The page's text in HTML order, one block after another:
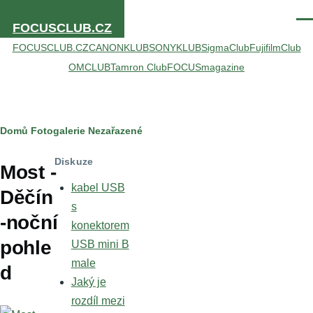
FOCUSCLUB.CZ
FOCUSCLUB.CZCANONKLUBSONYKLUBSigmaClubFujifilmClub
OMCLUBTamron ClubFOCUSmagazine
Drobečková
navigace
Domů Fotogalerie Nezařazené
Most -
Děčín
-noční
pohle
d
Diskuze
kabel USB
s
konektorem
USB mini B
male
Jaký je
rozdíl mezi